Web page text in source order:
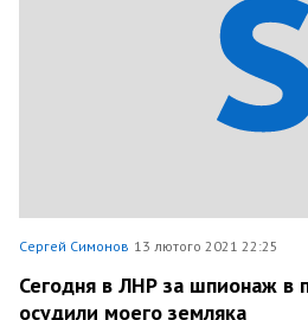
Сергей Симонов 13 лютого 2021 22:25
Сегодня в ЛНР за шпионаж в
осудили моего земляка